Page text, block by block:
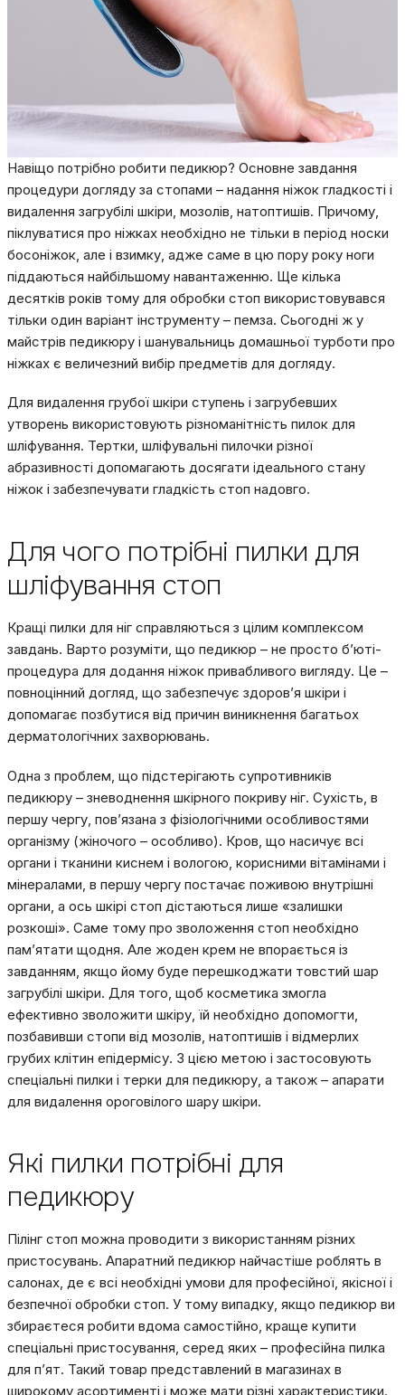
Навіщо потрібно робити педикюр? Основне завдання
процедури догляду за стопами – надання ніжок гладкості і
видалення загрубілі шкіри, мозолів, натоптишів. Причому,
піклуватися про ніжках необхідно не тільки в період носки
босоніжок, але і взимку, адже саме в цю пору року ноги
піддаються найбільшому навантаженню. Ще кілька
десятків років тому для обробки стоп використовувався
тільки один варіант інструменту – пемза. Сьогодні ж у
майстрів педикюру і шанувальниць домашньої турботи про
ніжках є величезний вибір предметів для догляду.
Для видалення грубої шкіри ступень і загрубевших
утворень використовують різноманітність пилок для
шліфування. Тертки, шліфувальні пилочки різної
абразивності допомагають досягати ідеального стану
ніжок і забезпечувати гладкість стоп надовго.
Для чого потрібні пилки для
шліфування стоп
Кращі пилки для ніг справляються з цілим комплексом
завдань. Варто розуміти, що педикюр – не просто б’юті-
процедура для додання ніжок привабливого вигляду. Це –
повноцінний догляд, що забезпечує здоров’я шкіри і
допомагає позбутися від причин виникнення багатьох
дерматологічних захворювань.
Одна з проблем, що підстерігають супротивників
педикюру – зневоднення шкірного покриву ніг. Сухість, в
першу чергу, пов’язана з фізіологічними особливостями
організму (жіночого – особливо). Кров, що насичує всі
органи і тканини киснем і вологою, корисними вітамінами і
мінералами, в першу чергу постачає поживою внутрішні
органи, а ось шкірі стоп дістаються лише «залишки
розкоші». Саме тому про зволоження стоп необхідно
пам’ятати щодня. Але жоден крем не впорається із
завданням, якщо йому буде перешкоджати товстий шар
загрубілі шкіри. Для того, щоб косметика змогла
ефективно зволожити шкіру, їй необхідно допомогти,
позбавивши стопи від мозолів, натоптишів і відмерлих
грубих клітин епідермісу. З цією метою і застосовують
спеціальні пилки і терки для педикюру, а також – апарати
для видалення ороговілого шару шкіри.
Які пилки потрібні для
педикюру
Пілінг стоп можна проводити з використанням різних
пристосувань. Апаратний педикюр найчастіше роблять в
салонах, де є всі необхідні умови для професійної, якісної і
безпечної обробки стоп. У тому випадку, якщо педикюр ви
збираєтеся робити вдома самостійно, краще купити
спеціальні пристосування, серед яких – професійна пилка
для п’ят. Такий товар представлений в магазинах в
широкому асортименті і може мати різні характеристики.